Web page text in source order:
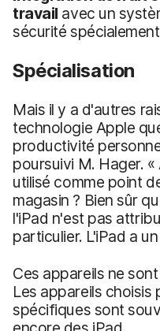
travail avec un
sécurité
Spécialisation
Mais il y a d'autres
technologie Apple
productivité
poursuivi M. Hager.
utilisé comme point
magasin ? Bien sûr
l'iPad n'est pas
particulier. L'iPad a un
Ces appareils ne
Les appareils choisis
spécifiques sont